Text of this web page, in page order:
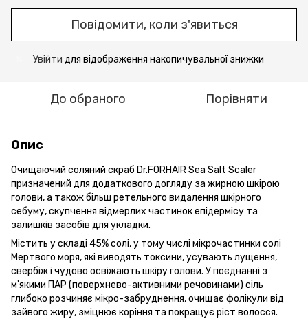
Повідомити, коли з'явиться
Увійти для відображення накопичувальної знижки
До обраного Порівняти
Опис
Очищаючий соляний скраб Dr.FORHAIR Sea Salt Scaler
призначений для додаткового догляду за жирною шкірою
голови, а також більш ретельного видалення шкірного
себуму, скупчення відмерлих частинок епідермісу та
залишків засобів для укладки.
Містить у складі 45% солі, у тому числі мікрочастинки солі
Мертвого моря, які виводять токсини, усувають лущення,
свербіж і чудово освіжають шкіру голови. У поєднанні з
м'якими ПАР (поверхнево-активними речовинами) сіль
глибоко розчиняє мікро-забруднення, очищає фолікули від
зайвого жиру, зміцнює коріння та покращує ріст волосся.